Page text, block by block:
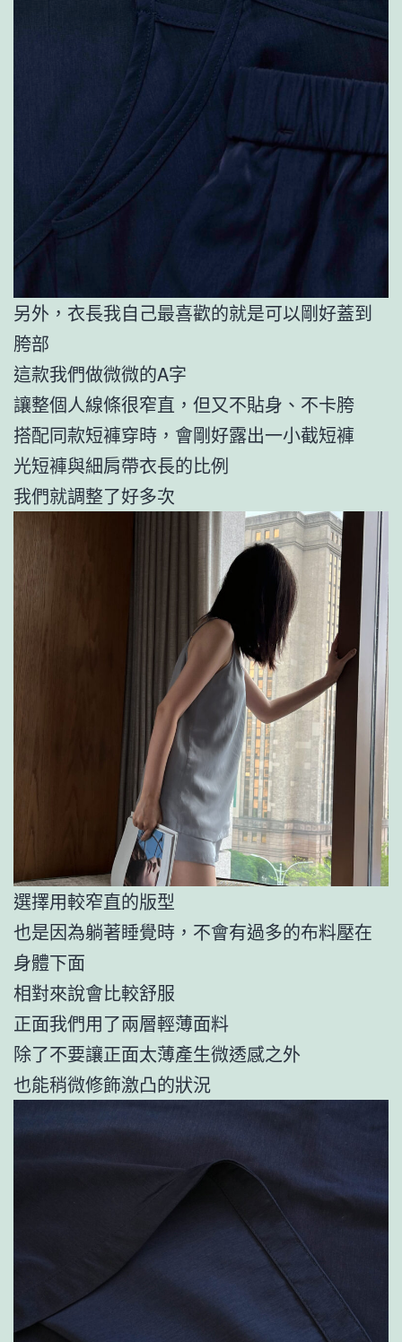
另外，衣長我自己最喜歡的就是可以剛好蓋到
胯部
這款我們做微微的A字
讓整個人線條很窄直，但又不貼身、不卡胯
搭配同款短褲穿時，會剛好露出一小截短褲
光短褲與細肩帶衣長的比例
我們就調整了好多次
選擇用較窄直的版型
也是因為躺著睡覺時，不會有過多的布料壓在
身體下面
相對來說會比較舒服
正面我們用了兩層輕薄面料
除了不要讓正面太薄產生微透感之外
也能稍微修飾激凸的狀況